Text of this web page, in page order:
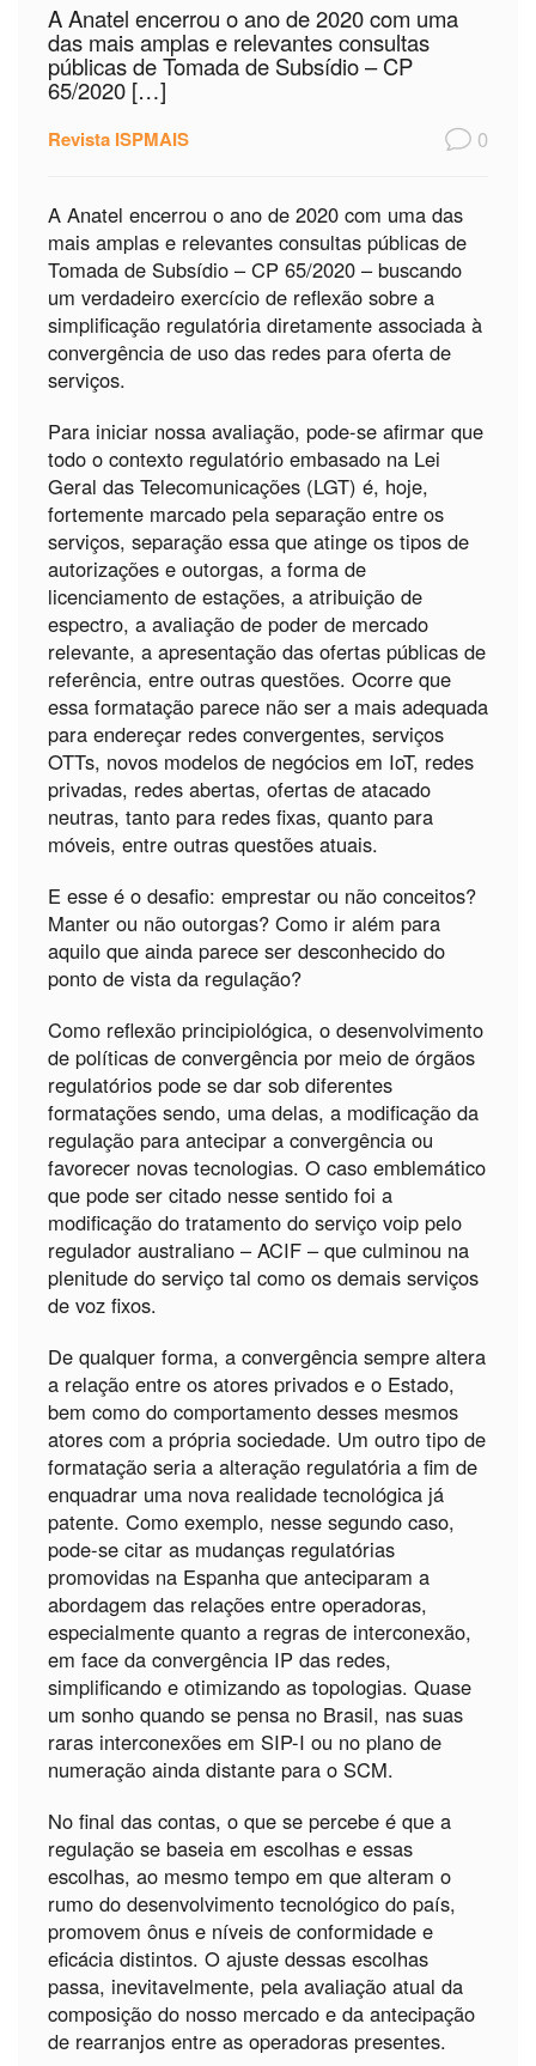
A Anatel encerrou o ano de 2020 com uma
das mais amplas e relevantes consultas
públicas de Tomada de Subsídio – CP
65/2020 […]
Revista ISPMAIS 0
A Anatel encerrou o ano de 2020 com uma das
mais amplas e relevantes consultas públicas de
Tomada de Subsídio – CP 65/2020 – buscando
um verdadeiro exercício de reflexão sobre a
simplificação regulatória diretamente associada à
convergência de uso das redes para oferta de
serviços.
Para iniciar nossa avaliação, pode-se afirmar que
todo o contexto regulatório embasado na Lei
Geral das Telecomunicações (LGT) é, hoje,
fortemente marcado pela separação entre os
serviços, separação essa que atinge os tipos de
autorizações e outorgas, a forma de
licenciamento de estações, a atribuição de
espectro, a avaliação de poder de mercado
relevante, a apresentação das ofertas públicas de
referência, entre outras questões. Ocorre que
essa formatação parece não ser a mais adequada
para endereçar redes convergentes, serviços
OTTs, novos modelos de negócios em IoT, redes
privadas, redes abertas, ofertas de atacado
neutras, tanto para redes fixas, quanto para
móveis, entre outras questões atuais.
E esse é o desafio: emprestar ou não conceitos?
Manter ou não outorgas? Como ir além para
aquilo que ainda parece ser desconhecido do
ponto de vista da regulação?
Como reflexão principiológica, o desenvolvimento
de políticas de convergência por meio de órgãos
regulatórios pode se dar sob diferentes
formatações sendo, uma delas, a modificação da
regulação para antecipar a convergência ou
favorecer novas tecnologias. O caso emblemático
que pode ser citado nesse sentido foi a
modificação do tratamento do serviço voip pelo
regulador australiano – ACIF – que culminou na
plenitude do serviço tal como os demais serviços
de voz fixos.
De qualquer forma, a convergência sempre altera
a relação entre os atores privados e o Estado,
bem como do comportamento desses mesmos
atores com a própria sociedade. Um outro tipo de
formatação seria a alteração regulatória a fim de
enquadrar uma nova realidade tecnológica já
patente. Como exemplo, nesse segundo caso,
pode-se citar as mudanças regulatórias
promovidas na Espanha que anteciparam a
abordagem das relações entre operadoras,
especialmente quanto a regras de interconexão,
em face da convergência IP das redes,
simplificando e otimizando as topologias. Quase
um sonho quando se pensa no Brasil, nas suas
raras interconexões em SIP-I ou no plano de
numeração ainda distante para o SCM.
No final das contas, o que se percebe é que a
regulação se baseia em escolhas e essas
escolhas, ao mesmo tempo em que alteram o
rumo do desenvolvimento tecnológico do país,
promovem ônus e níveis de conformidade e
eficácia distintos. O ajuste dessas escolhas
passa, inevitavelmente, pela avaliação atual da
composição do nosso mercado e da antecipação
de rearranjos entre as operadoras presentes.